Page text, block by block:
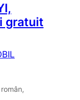
gratuit​